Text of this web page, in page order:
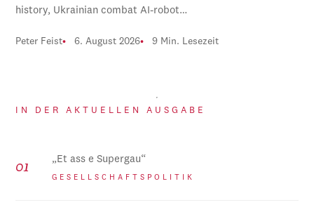
history, Ukrainian combat AI-robot…
Peter Feist 6. August 2026 9 Min. Lesezeit
IN DER AKTUELLEN AUSGABE
„Et ass e Supergau“
GESELLSCHAFTSPOLITIK